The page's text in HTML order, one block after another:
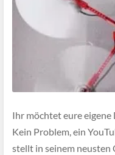
Ihr möchtet eure eigene
Kein Problem, ein
stellt in seinem